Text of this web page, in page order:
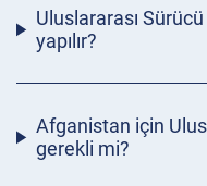
Uluslararası
yapılır?
Afganistan için
gerekli mi?